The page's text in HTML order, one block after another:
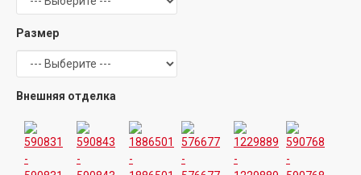
Размер
Внешняя отделка